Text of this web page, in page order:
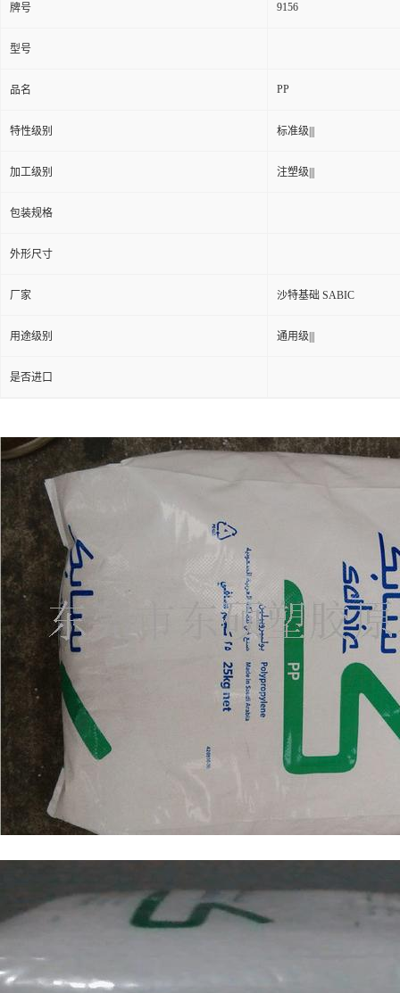
牌号 9156
型号
品名 PP
特性级别 标准级|||
加工级别 注塑级|||
包装规格
外形尺寸
厂家 沙特基础 SABIC
用途级别 通用级|||
是否进口